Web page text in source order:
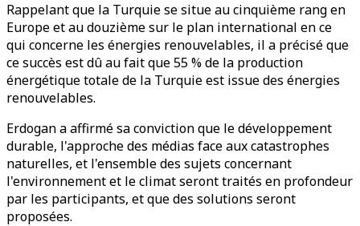
Rappelant que la Turquie se situe au cinquième rang en
Europe et au douzième sur le plan international en ce
qui concerne les énergies renouvelables, il a précisé que
ce succès est dû au fait que 55 % de la production
énergétique totale de la Turquie est issue des énergies
renouvelables.
Erdogan a affirmé sa conviction que le développement
durable, l'approche des médias face aux catastrophes
naturelles, et l'ensemble des sujets concernant
l'environnement et le climat seront traités en profondeur
par les participants, et que des solutions seront
proposées.